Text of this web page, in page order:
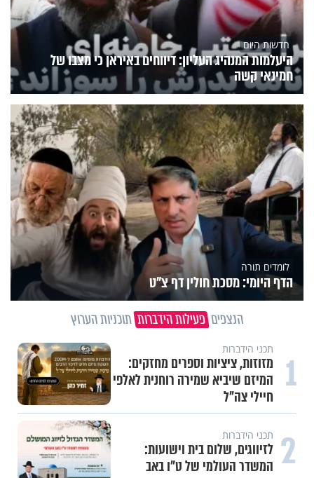
חדשות היום
היעלמות המנהיג העליון: דיווחים באיראן כי מצבו של
חמינאי קשה
לומדים תורה
הדף היומי: מסכת חולין דף צ"ט
הנצפים פעילות הידברות תוכניות הערוץ
1 תכני הידברות
מזוזות, ציציות וספרים מחזקים:
המיזם שיביא שמירה רוחנית לאלפי
חיילי צה"ל
2 תכני הידברות
לזיווגים, שלום בית וישועות:
המשדר העולמי של ט"ו באב